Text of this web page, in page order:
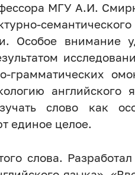
МГУ А.И.
Особое внимание
английского
слово как
единое целое.
слова.